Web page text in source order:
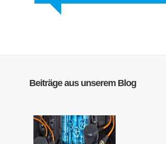
Beiträge aus unserem Blog